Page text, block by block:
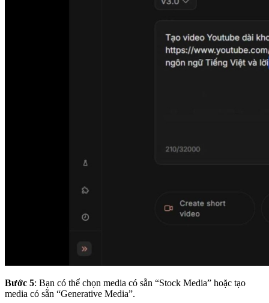
Bước 5: Bạn có thể chọn media có sẵn “Stock Media” hoặc tạo
media có sẵn “Generative Media”.